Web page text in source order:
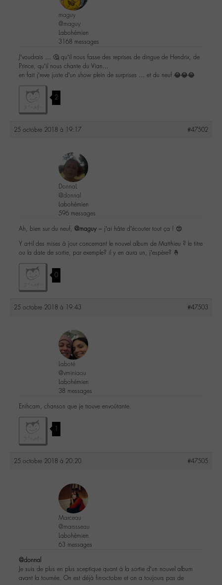
maguy
@maguy
Labohémien
3168 messages
J’voudrais … 🤔 qu’il nous fasse des reprises de dingue de Hendrix, de
Prince, qu’il nous chante du Vian…
en fait j’reve juste d’un show plein de surprises … et du neuf 😂😂😂
2
25 octobre 2018 à 19:17 #47502
DonnaL
@donnal
Labohémien
596 messages
Ah, bien sur du neuf, @maguy – j’ai hâte d’écouter tout ça ! 😍
Y a-t-il des mises à jour concernant le nouvel album de Matthieu ? le titre
ou la date de sortie, par exemple? il y en aura un, j’espère? 🤞
0
25 octobre 2018 à 19:43 #47503
Laboté
@vminiaou
Labohémien
38 messages
Enihcam, chanson que je trouve envoûtante.
1
25 octobre 2018 à 20:20 #47505
Marceau
@marssseau
Labohémien
63 messages
@donnal
Je suis de plus en plus sceptique quant à la sortie d’un nouvel album
avant la tournée. On est déjà fin-octobre et on a toujours pas de